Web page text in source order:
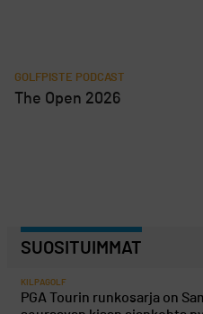
GOLFPISTE PODCAST
The Open 2026
SUOSITUIMMAT
KILPAGOLF
PGA Tourin runkosarja on